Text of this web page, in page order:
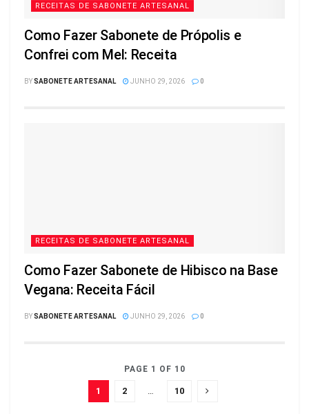
RECEITAS DE SABONETE ARTESANAL
Como Fazer Sabonete de Própolis e
Confrei com Mel: Receita
BYSABONETE ARTESANAL JUNHO 29, 2026 0
RECEITAS DE SABONETE ARTESANAL
Como Fazer Sabonete de Hibisco na Base
Vegana: Receita Fácil
BYSABONETE ARTESANAL JUNHO 29, 2026 0
PAGE 1 OF 10
1 2 10